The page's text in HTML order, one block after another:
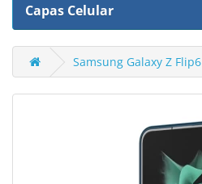
Capas Celular
Samsung Galaxy Z Flip6